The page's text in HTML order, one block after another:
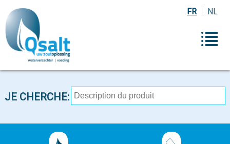
NL
FR
JE CHERCHE: